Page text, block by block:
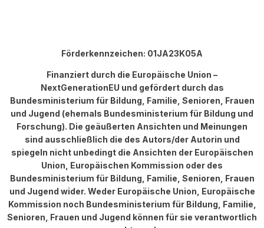
Förderkennzeichen: 01JA23K05A
Finanziert durch die Europäische Union –
NextGenerationEU und gefördert durch das
Bundesministerium für Bildung, Familie, Senioren, Frauen
und Jugend (ehemals Bundesministerium für Bildung und
Forschung). Die geäußerten Ansichten und Meinungen
sind ausschließlich die des Autors/der Autorin und
spiegeln nicht unbedingt die Ansichten der Europäischen
Union, Europäischen Kommission oder des
Bundesministerium für Bildung, Familie, Senioren, Frauen
und Jugend wider. Weder Europäische Union, Europäische
Kommission noch Bundesministerium für Bildung, Familie,
Senioren, Frauen und Jugend können für sie verantwortlich